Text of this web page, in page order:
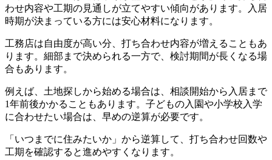
わせ内容や工期の見通しが立てやすい傾向があります。入居
時期が決まっている方には安心材料になります。
工務店は自由度が高い分、打ち合わせ内容が増えることもあ
ります。細部まで決められる一方で、検討期間が長くなる場
合もあります。
例えば、土地探しから始める場合は、相談開始から入居まで
1年前後かかることもあります。子どもの入園や小学校入学
に合わせたい場合は、早めの逆算が必要です。
「いつまでに住みたいか」から逆算して、打ち合わせ回数や
工期を確認すると進めやすくなります。